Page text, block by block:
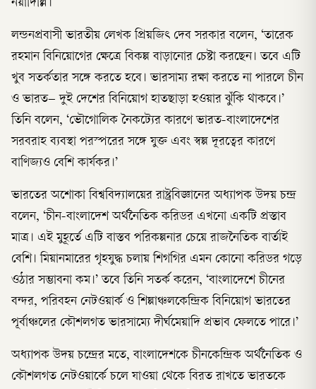
নয়াদিল্লি।
লন্ডনপ্রবাসী ভারতীয় লেখক প্রিয়জিৎ দেব সরকার বলেন, ‘তারেক
রহমান বিনিয়োগের ক্ষেত্রে বিকল্প বাড়ানোর চেষ্টা করছেন। তবে এটি
খুব সতর্কতার সঙ্গে করতে হবে। ভারসাম্য রক্ষা করতে না পারলে চীন
ও ভারত– দুই দেশের বিনিয়োগ হাতছাড়া হওয়ার ঝুঁকি থাকবে।’
তিনি বলেন, ‘ভৌগোলিক নৈকট্যের কারণে ভারত-বাংলাদেশের
সরবরাহ ব্যবস্থা পরস্পরের সঙ্গে যুক্ত এবং স্বল্প দূরত্বের কারণে
বাণিজ্যও বেশি কার্যকর।’
ভারতের অশোকা বিশ্ববিদ্যালয়ের রাষ্ট্রবিজ্ঞানের অধ্যাপক উদয় চন্দ্র
বলেন, ‘চীন-বাংলাদেশ অর্থনৈতিক করিডর এখনো একটি প্রস্তাব
মাত্র। এই মুহূর্তে এটি বাস্তব পরিকল্পনার চেয়ে রাজনৈতিক বার্তাই
বেশি। মিয়ানমারের গৃহযুদ্ধ চলায় শিগগির এমন কোনো করিডর গড়ে
ওঠার সম্ভাবনা কম।’ তবে তিনি সতর্ক করেন, ‘বাংলাদেশে চীনের
বন্দর, পরিবহন নেটওয়ার্ক ও শিল্পাঞ্চলকেন্দ্রিক বিনিয়োগ ভারতের
পূর্বাঞ্চলের কৌশলগত ভারসাম্যে দীর্ঘমেয়াদি প্রভাব ফেলতে পারে।’
অধ্যাপক উদয় চন্দ্রের মতে, বাংলাদেশকে চীনকেন্দ্রিক অর্থনৈতিক ও
কৌশলগত নেটওয়ার্কে চলে যাওয়া থেকে বিরত রাখতে ভারতকে